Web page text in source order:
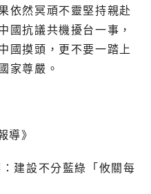
依然冥頑不靈堅持親赴
國抗議共機擾台一事，
國摸頭，更不要一踏上
家尊嚴。
導》
建設不分藍綠「攸關每